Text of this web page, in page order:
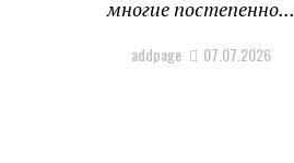
многие постепенно...
addpage 07.07.2026